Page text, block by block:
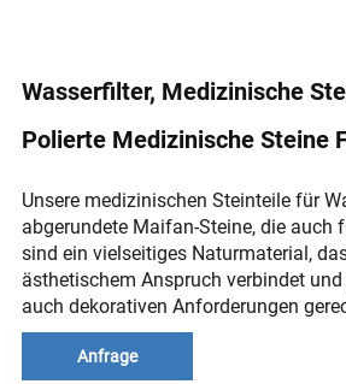
Wasserfilter, Medizinische
Polierte Medizinische Steine
Unsere medizinischen Steinteile für
abgerundete Maifan-Steine, die auch
sind ein vielseitiges Naturmaterial,
ästhetischem Anspruch verbindet
auch dekorativen Anforderungen
Anfrage